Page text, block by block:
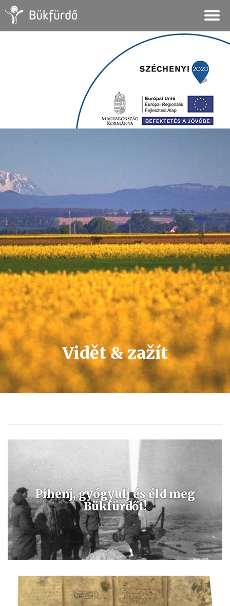
Vidět & zažít
Pihenj, gyógyulj és éld meg
Bükfürdőt!
Az egyedi összetételű gyógyvíz rendkívül magas ásványi anyag
tartalommal rendelkezik, kiválóan alkalmas a mozgásszervi betegség
kezelésére és ivókúra formájában is alkalmazható.